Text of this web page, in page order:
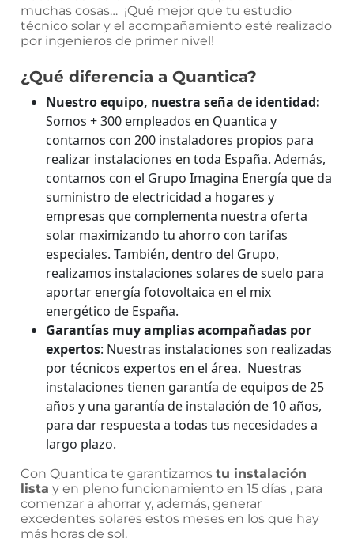
muchas cosas… ¡Qué mejor que tu estudio
técnico solar y el acompañamiento esté realizado
por ingenieros de primer nivel!
¿Qué diferencia a Quantica?
Nuestro equipo, nuestra seña de identidad:
Somos + 300 empleados en Quantica y
contamos con 200 instaladores propios para
realizar instalaciones en toda España. Además,
contamos con el Grupo Imagina Energía que da
suministro de electricidad a hogares y
empresas que complementa nuestra oferta
solar maximizando tu ahorro con tarifas
especiales. También, dentro del Grupo,
realizamos instalaciones solares de suelo para
aportar energía fotovoltaica en el mix
energético de España.
Garantías muy amplias acompañadas por
expertos: Nuestras instalaciones son realizadas
por técnicos expertos en el área. Nuestras
instalaciones tienen garantía de equipos de 25
años y una garantía de instalación de 10 años,
para dar respuesta a todas tus necesidades a
largo plazo.
Con Quantica te garantizamos tu instalación
lista y en pleno funcionamiento en 15 días , para
comenzar a ahorrar y, además, generar
excedentes solares estos meses en los que hay
más horas de sol.